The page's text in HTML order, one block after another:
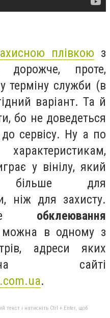
плівкою з
дорожче, проте,
терміну служби (в
варіант. Та й
бо не доведеться
сервісу. Ну а по
у вінілу, який
більше для
ніж для захисту.
обклеювання
в одному з
адреси яких
сайті
.
текст і натисніть Ctrl + Enter, щоб